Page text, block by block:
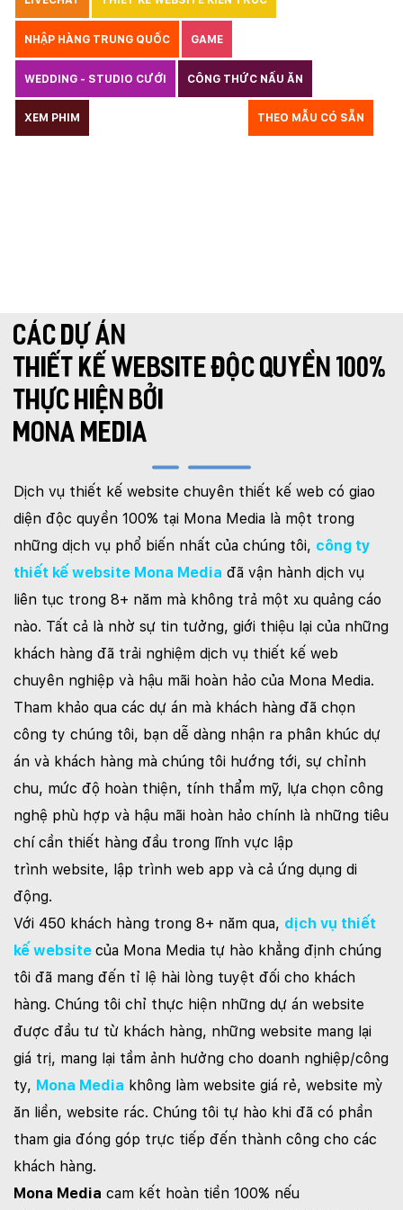
NHẬP HÀNG TRUNG QUỐC GAME
WEDDING - STUDIO CƯỚI CÔNG THỨC NẤU ĂN
XEM PHIM THEO MẪU CÓ SẴN
CÁC DỰ ÁN
THIẾT KẾ WEBSITE ĐỘC QUYỀN 100%
THỰC HIỆN BỞI
MONA MEDIA
Dịch vụ thiết kế website chuyên thiết kế web có giao
diện độc quyền 100% tại Mona Media là một trong
những dịch vụ phổ biến nhất của chúng tôi, công ty
thiết kế website Mona Media đã vận hành dịch vụ
liên tục trong 8+ năm mà không trả một xu quảng cáo
nào. Tất cả là nhờ sự tin tưởng, giới thiệu lại của những
khách hàng đã trải nghiệm dịch vụ thiết kế web
chuyên nghiệp và hậu mãi hoàn hảo của Mona Media.
Tham khảo qua các dự án mà khách hàng đã chọn
công ty chúng tôi, bạn dễ dàng nhận ra phân khúc dự
án và khách hàng mà chúng tôi hướng tới, sự chỉnh
chu, mức độ hoàn thiện, tính thẩm mỹ, lựa chọn công
nghệ phù hợp và hậu mãi hoàn hảo chính là những tiêu
chí cần thiết hàng đầu trong lĩnh vực lập
trình website, lập trình web app và cả ứng dụng di
động.
Với 450 khách hàng trong 8+ năm qua, dịch vụ thiết
kế website của Mona Media tự hào khẳng định chúng
tôi đã mang đến tỉ lệ hài lòng tuyệt đối cho khách
hàng. Chúng tôi chỉ thực hiện những dự án website
được đầu tư từ khách hàng, những website mang lại
giá trị, mang lại tầm ảnh hưởng cho doanh nghiệp/công
ty, Mona Media không làm website giá rẻ, website mỳ
ăn liền, website rác. Chúng tôi tự hào khi đã có phần
tham gia đóng góp trực tiếp đến thành công cho các
khách hàng.
Mona Media cam kết hoàn tiền 100% nếu